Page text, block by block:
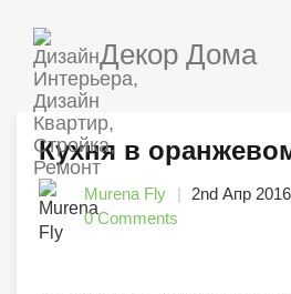
Декор Дома
Кухня в
Murena Fly 2nd Апр 2016
0 Comments